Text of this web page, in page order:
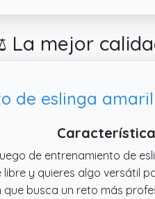
La mejor
de entrenamiento de
libre y quieres algo versátil
que busca un reto más